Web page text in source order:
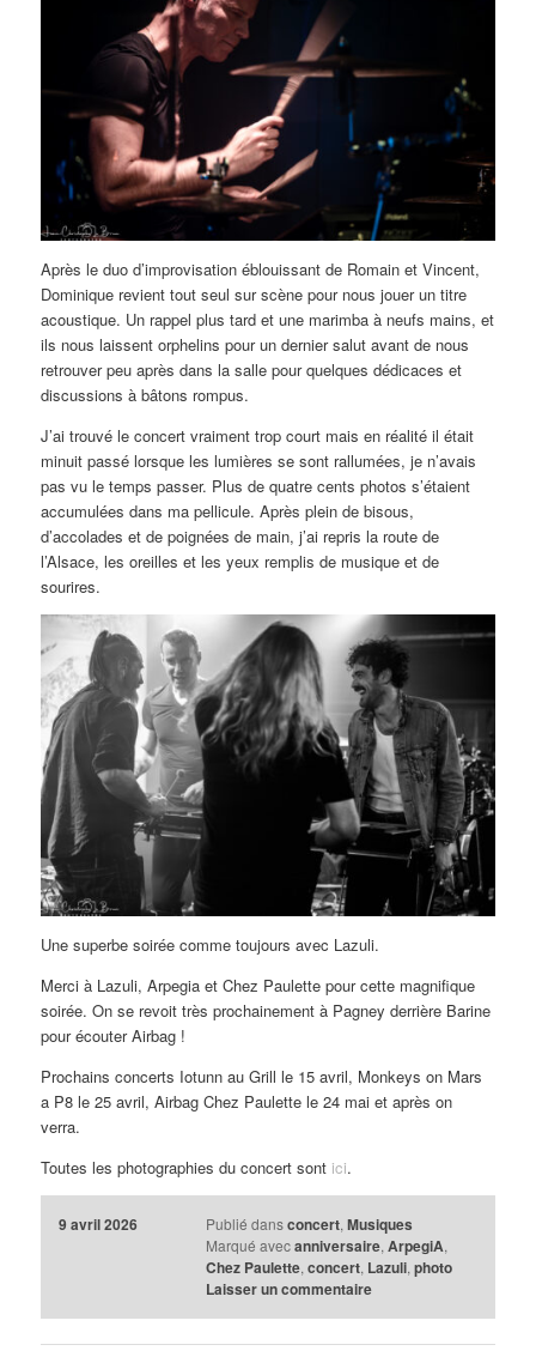
Après le duo d’improvisation éblouissant de Romain et Vincent,
Dominique revient tout seul sur scène pour nous jouer un titre
acoustique. Un rappel plus tard et une marimba à neufs mains, et
ils nous laissent orphelins pour un dernier salut avant de nous
retrouver peu après dans la salle pour quelques dédicaces et
discussions à bâtons rompus.
J’ai trouvé le concert vraiment trop court mais en réalité il était
minuit passé lorsque les lumières se sont rallumées, je n’avais
pas vu le temps passer. Plus de quatre cents photos s’étaient
accumulées dans ma pellicule. Après plein de bisous,
d’accolades et de poignées de main, j’ai repris la route de
l’Alsace, les oreilles et les yeux remplis de musique et de
sourires.
Une superbe soirée comme toujours avec Lazuli.
Merci à Lazuli, Arpegia et Chez Paulette pour cette magnifique
soirée. On se revoit très prochainement à Pagney derrière Barine
pour écouter Airbag !
Prochains concerts Iotunn au Grill le 15 avril, Monkeys on Mars
a P8 le 25 avril, Airbag Chez Paulette le 24 mai et après on
verra.
Toutes les photographies du concert sont ici.
9 avril 2026 Publié dans concert,Musiques
Marqué avec anniversaire,ArpegiA,
Chez Paulette,concert, Lazuli,photo
Laisser un commentaire